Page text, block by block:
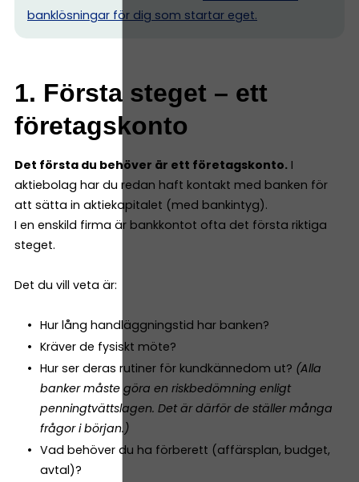
banklösningar för dig som startar eget.
1. Första steget – ett
företagskonto
Det första du behöver är ett företagskonto. I
aktiebolag har du redan haft kontakt med banken för
att sätta in aktiekapitalet (med bankintyg).
I en enskild firma är bankkontot ofta det första riktiga
steget.
Det du vill veta är:
Hur lång handläggningstid har banken?
Kräver de fysiskt möte?
Hur ser deras rutiner för kundkännedom ut? (Alla
banker måste göra en riskbedömning enligt
penningtvättslagen. Det är därför de ställer många
frågor i början.)
Vad behöver du ha förberett (affärsplan, budget,
avtal)?